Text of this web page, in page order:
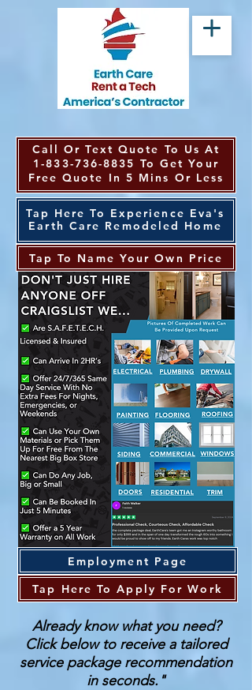
Call Or Text Quote To Us At
1-833-736-8835 To Get Your
Free Quote In 5 Mins Or Less
Tap Here To Experience Eva's
Earth Care Remodeled Home
Tap To Name Your Own Price
Employment Page
Tap Here To Apply For Work
Already know what you need?
Click below to receive a tailored
service package recommendation
in seconds."